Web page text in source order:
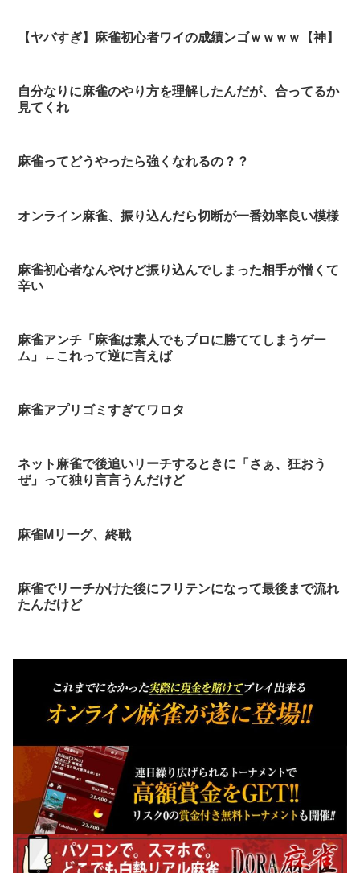
【ヤバすぎ】麻雀初心者ワイの成績ンゴｗｗｗｗ【神】
自分なりに麻雀のやり方を理解したんだが、合ってるか
見てくれ
麻雀ってどうやったら強くなれるの？？
オンライン麻雀、振り込んだら切断が一番効率良い模様
麻雀初心者なんやけど振り込んでしまった相手が憎くて
辛い
麻雀アンチ「麻雀は素人でもプロに勝ててしまうゲー
ム」←これって逆に言えば
麻雀アプリゴミすぎてワロタ
ネット麻雀で後追いリーチするときに「さぁ、狂おう
ぜ」って独り言言うんだけど
麻雀Mリーグ、終戦
麻雀でリーチかけた後にフリテンになって最後まで流れ
たんだけど